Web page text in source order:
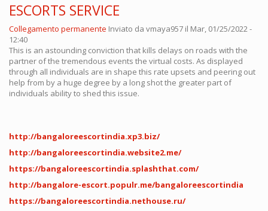
ESCORTS SERVICE
Collegamento permanente Inviato da vmaya957 il Mar, 01/25/2022 -
12:40
This is an astounding conviction that kills delays on roads with the
partner of the tremendous events the virtual costs. As displayed
through all individuals are in shape this rate upsets and peering out
help from by a huge degree by a long shot the greater part of
individuals ability to shed this issue.
http://bangaloreescortindia.xp3.biz/
http://bangaloreescortindia.website2.me/
https://bangaloreescortindia.splashthat.com/
http://bangalore-escort.populr.me/bangaloreescortindia
https://bangaloreescortindia.nethouse.ru/